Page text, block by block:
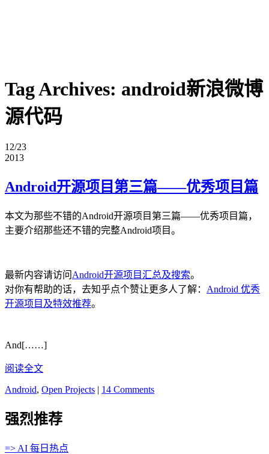
Tag Archives: android新浪微博
源代码
12/23
2013
Android开源项目第三篇——优秀项目篇
本文为那些不错的Android开源项目第三篇——优秀项目篇，
主要介绍那些还不错的完整Android项目。
最新内容请访问 Android开源项目汇总及搜索。
对你有帮助的话，去知乎点个赞让更多人了解： Android 优秀
开源项目及特效推荐。
And[……]
阅读全文
Android, Open Projects | 14 Comments
强烈推荐
=> AI 每日热点